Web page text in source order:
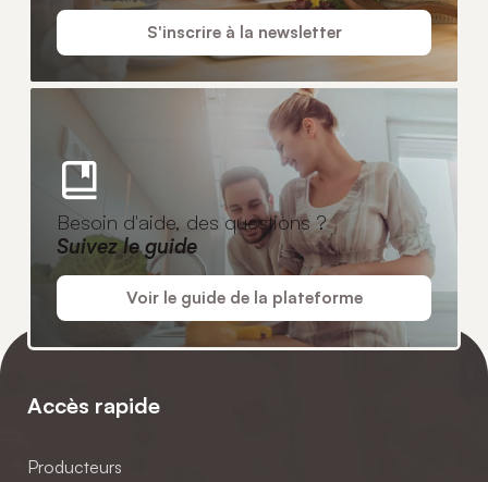
S'inscrire à la newsletter
Besoin d'aide, des questions ?
Suivez le guide
Voir le guide de la plateforme
Accès rapide
Producteurs